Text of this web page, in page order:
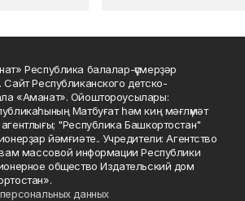
Республика балалар-үҫмерҙәр
Республиканского детско-
«Аманат». Ойоштороусылары:
Матбуғат һәм киң мәғлүмәт
"Республика Башкортостан"
йәмғиәте.. Учредители: Агентство
массовой информации Республики
общество Издательский дом
данных